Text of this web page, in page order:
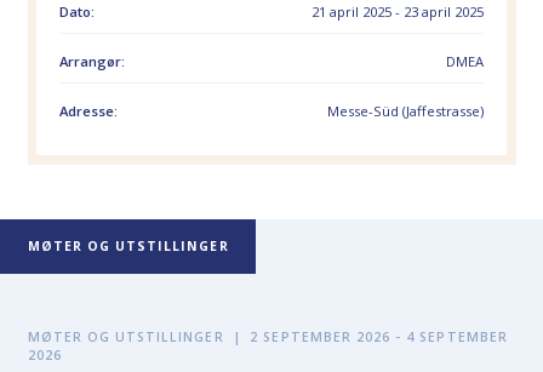
Dato: 21 april 2025 - 23 april 2025
Arrangør: DMEA
Adresse: Messe-Süd (Jaffestrasse)
MØTER OG UTSTILLINGER
MØTER OG UTSTILLINGER |
2 SEPTEMBER 2026 - 4 SEPTEMBER
2026